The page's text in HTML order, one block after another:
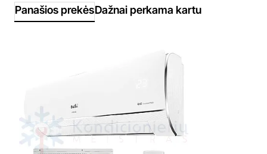
Panašios prekėsDažnai perkama kartu